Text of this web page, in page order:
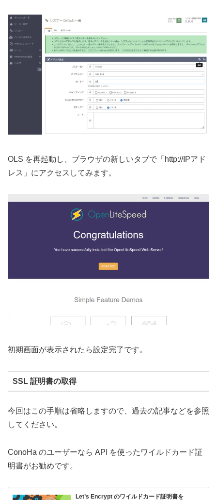
OLS を再起動し、ブラウザの新しいタブで「http://IPアド
レス」にアクセスしてみます。
初期画面が表示されたら設定完了です。
SSL 証明書の取得
今回はこの手順は省略しますので、過去の記事などを参照
してください。
ConoHa のユーザーなら API を使ったワイルドカード証
明書がお勧めです。
Let’s Encrypt のワイルドカード証明書を